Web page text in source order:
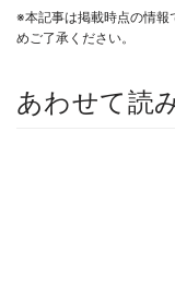
※本記事は掲載時点の情報
めご了承ください。
あわせて読